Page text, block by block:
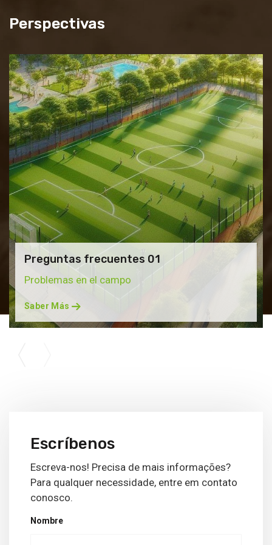
Perspectivas
Preguntas frecuentes 01
Problemas en el campo
Saber Más
Escríbenos
Escreva-nos! Precisa de mais informações?
Para qualquer necessidade, entre em contato
conosco.
Nombre